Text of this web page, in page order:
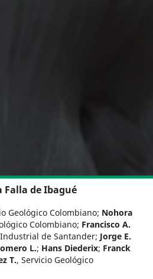
Falla de Ibagué
Geológico Colombiano; Nohora
Colombiano; Francisco A.
de Santander; Jorge E.
L.; Hans Diederix; Franck
T., Servicio Geológico